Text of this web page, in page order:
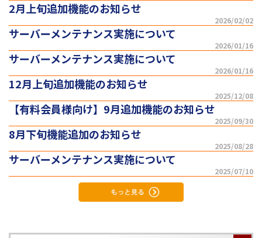
2月上旬追加機能のお知らせ
2026/02/02
サーバーメンテナンス実施について
2026/01/16
サーバーメンテナンス実施について
2026/01/16
12月上旬追加機能のお知らせ
2025/12/08
【有料会員様向け】9月追加機能のお知らせ
2025/09/30
8月下旬機能追加のお知らせ
2025/08/28
サーバーメンテナンス実施について
2025/07/10